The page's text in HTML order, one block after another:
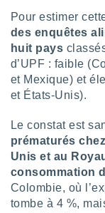
sur
Pour ce
à
en
Pour estimer
des enquêtes
huit pays
d’UPF : faible
et Mexique) et
et États-Unis).
Le constat est
prématurés
Unis et au
consommation
Colombie, où
tombe à 4 %,